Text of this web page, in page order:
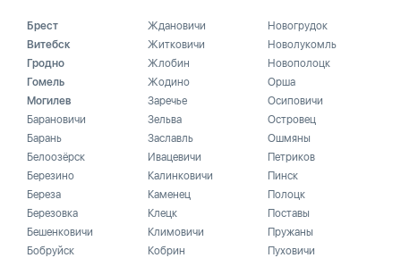
Брест
Витебск
Гродно
Гомель
Могилев
Барановичи
Барань
Белоозёрск
Березино
Береза
Березовка
Бешенковичи
Бобруйск
Ждановичи
Житковичи
Жлобин
Жодино
Заречье
Зельва
Заславль
Ивацевичи
Калинковичи
Каменец
Клецк
Климовичи
Кобрин
Новогрудок
Новолукомль
Новополоцк
Орша
Осиповичи
Островец
Ошмяны
Петриков
Пинск
Полоцк
Поставы
Пружаны
Пуховичи